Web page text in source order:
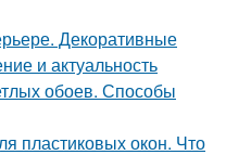
Декоративные
и актуальность
обоев. Способы
пластиковых окон. Что